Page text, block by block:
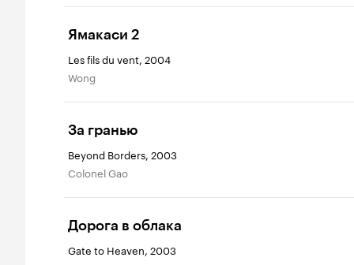
Ямакаси 2
Les fils du vent, 2004
Wong
За гранью
Beyond Borders, 2003
Colonel Gao
Дорога в облака
Gate to Heaven, 2003